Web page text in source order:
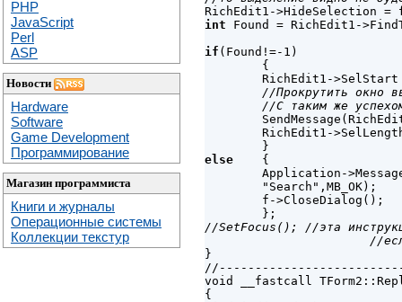
PHP
JavaScript
Perl
ASP
Новости
Hardware
Software
Game Development
Программирование
Магазин программиста
Книги и журналы
Операционные системы
Коллекции текстур
RichEdit1->HideSelection =
int Found = RichEdit1-
if (Found!=-1)
        {
RichEdit1->SelStart
//Прокрутить окно
//С таким же
SendMessage(RichEdit1-
RichEdit1-
else
    {
Application-
        "Search",MB_OK);
        f->CloseDialog();
//SetFocus(); //эта
//
}
void __fastcall
{